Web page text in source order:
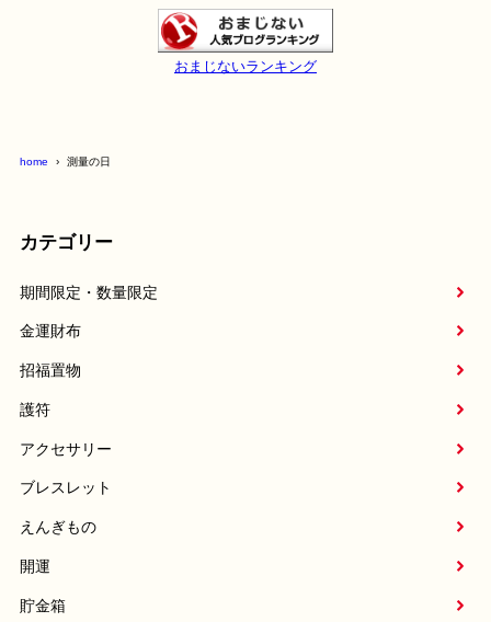
おまじないランキング
home 測量の日
カテゴリー
期間限定・数量限定
金運財布
招福置物
護符
アクセサリー
ブレスレット
えんぎもの
開運
貯金箱